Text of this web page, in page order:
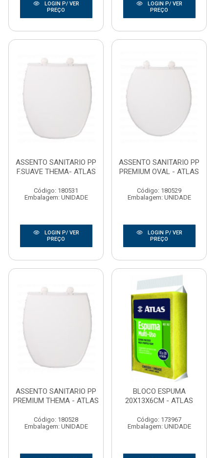
LOGIN P/ VER
PREÇO
LOGIN P/ VER
PREÇO
ASSENTO SANITARIO PP
F.SUAVE THEMA- ATLAS
Código: 180531
Embalagem: UNIDADE
LOGIN P/ VER
PREÇO
ASSENTO SANITARIO PP
PREMIUM OVAL - ATLAS
Código: 180529
Embalagem: UNIDADE
LOGIN P/ VER
PREÇO
ASSENTO SANITARIO PP
PREMIUM THEMA - ATLAS
Código: 180528
Embalagem: UNIDADE
BLOCO ESPUMA
20X13X6CM - ATLAS
Código: 173967
Embalagem: UNIDADE